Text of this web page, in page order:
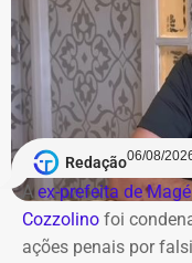
Redação06/08/
Aex-prefeita de
Cozzolino foi
ações penais por